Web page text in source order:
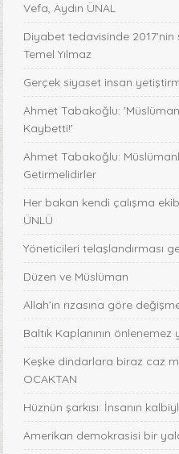
Vefa, Aydın ÜNAL
Diyabet tedavisinde 2017'nin
Temel Yılmaz
Gerçek siyaset insan
Ahmet Tabakoğlu:
Kaybetti!'
Ahmet Tabakoğlu:
Getirmelidirler
Her bakan kendi çalışma
ÜNLÜ
Yöneticileri telaşlandırması
Düzen ve Müslüman
Allah’ın rızasına göre
Baltık Kaplanının önlenemez
Keşke dindarlara biraz caz
OCAKTAN
Hüznün şarkısı: İnsanın
Amerikan demokrasisi bir